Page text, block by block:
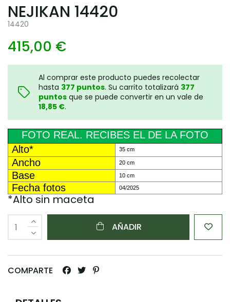
NEJIKAN 14420
14420
415,00 €
Al comprar este producto puedes recolectar
hasta 377 puntos. Su carrito totalizará 377
puntos que se puede convertir en un vale de
18,85 €.
FOTO REAL. RECIBES EL DE LA FOTO
Alto*
35 cm
Ancho 20 cm
Base 10 cm
Fecha fotos 04/2025
*Alto sin maceta
AÑADIR
COMPARTE